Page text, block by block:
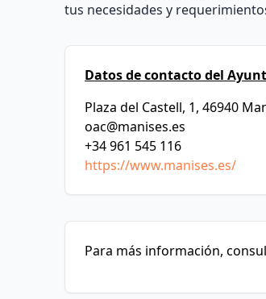
tus necesidades y
Datos de contacto del
Plaza del Castell, 1, 46940
oac@manises.es
+34 961 545 116
https://www.manises.es/
Para más información,